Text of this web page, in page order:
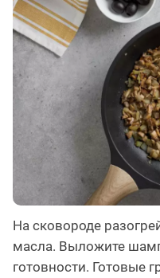
На сковороде
масла. Выложите
готовности. Готовые